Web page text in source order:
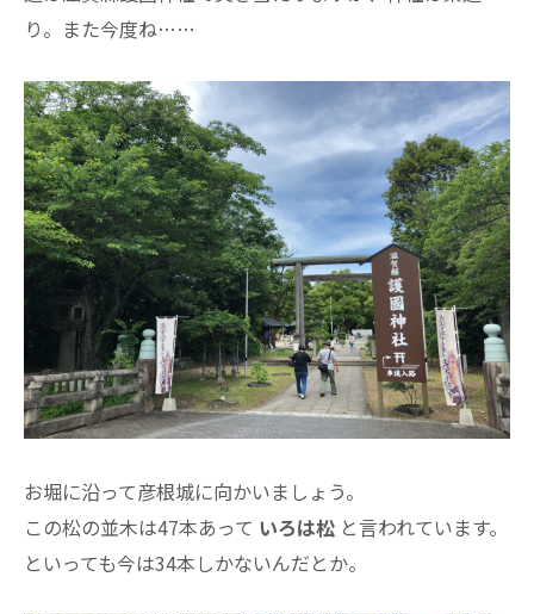
り。また今度ね……
お堀に沿って彦根城に向かいましょう。
この松の並木は47本あって いろは松 と言われています。
といっても今は34本しかないんだとか。